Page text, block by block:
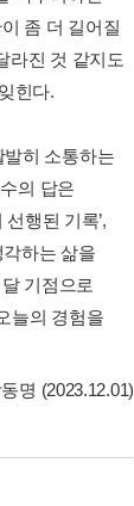
좀 더 길어질
라진 것 같지도
힌다.
히 소통하는
의 답은
행된 기록’,
하는 삶을
기점으로
늘의 경험을
명 (2023.12.01)